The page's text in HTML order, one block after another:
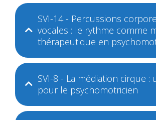
SVI-14 - Percussions
vocales : le rythme comme
thérapeutique en
SVI-8 - La médiation cirque :
pour le psychomotricien